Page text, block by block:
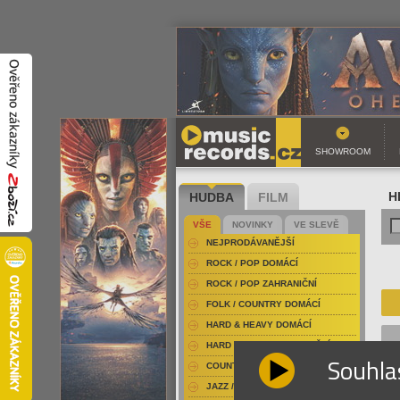
SHOWROOM
HUDBA FILM
VŠE NOVINKY
VE SLEVĚ
NEJPRODÁVANĚJŠÍ
ROCK / POP DOMÁCÍ
ROCK / POP ZAHRANIČNÍ
FOLK / COUNTRY DOMÁCÍ
HARD & HEAVY DOMÁCÍ
HARD & HEAVY ZAHRANIČNÍ
COUNTRY
JAZZ / BLUES